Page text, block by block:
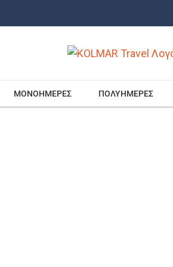
ΜΟΝΟΗΜΕΡΕΣ ΠΟΛΥΗΜΕΡΕΣ